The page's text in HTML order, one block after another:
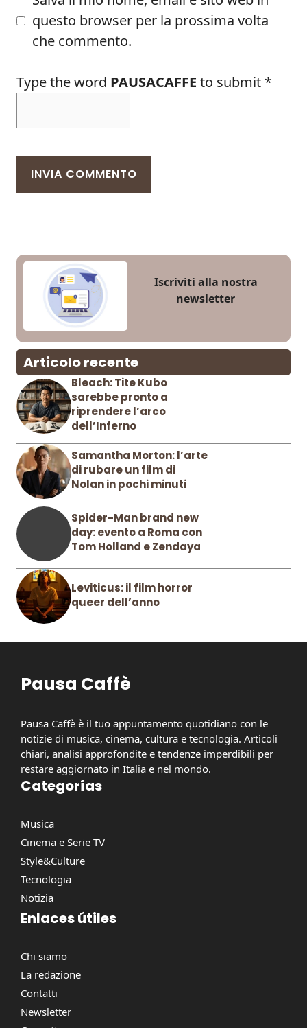
questo browser per la prossima volta
che commento.
Type the word PAUSACAFFE to submit *
Iscriviti alla nostra
newsletter
Articolo recente
Bleach: Tite Kubo
sarebbe pronto a
riprendere l’arco
dell’Inferno
Samantha Morton: l’arte
di rubare un film di
Nolan in pochi minuti
Spider-Man brand new
day: evento a Roma con
Tom Holland e Zendaya
Leviticus: il film horror
queer dell’anno
Pausa Caffè
Pausa Caffè è il tuo appuntamento quotidiano con le
notizie di musica, cinema, cultura e tecnologia. Articoli
chiari, analisi approfondite e tendenze imperdibili per
restare aggiornato in Italia e nel mondo.
Categorías
Musica
Cinema e Serie TV
Style&Culture
Tecnologia
Notizia
Enlaces útiles
Chi siamo
La redazione
Contatti
Newsletter